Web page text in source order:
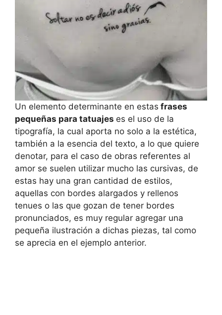
Un elemento determinante en estas frases
pequeñas para tatuajes es el uso de la
tipografía, la cual aporta no solo a la estética,
también a la esencia del texto, a lo que quiere
denotar, para el caso de obras referentes al
amor se suelen utilizar mucho las cursivas, de
estas hay una gran cantidad de estilos,
aquellas con bordes alargados y rellenos
tenues o las que gozan de tener bordes
pronunciados, es muy regular agregar una
pequeña ilustración a dichas piezas, tal como
se aprecia en el ejemplo anterior.